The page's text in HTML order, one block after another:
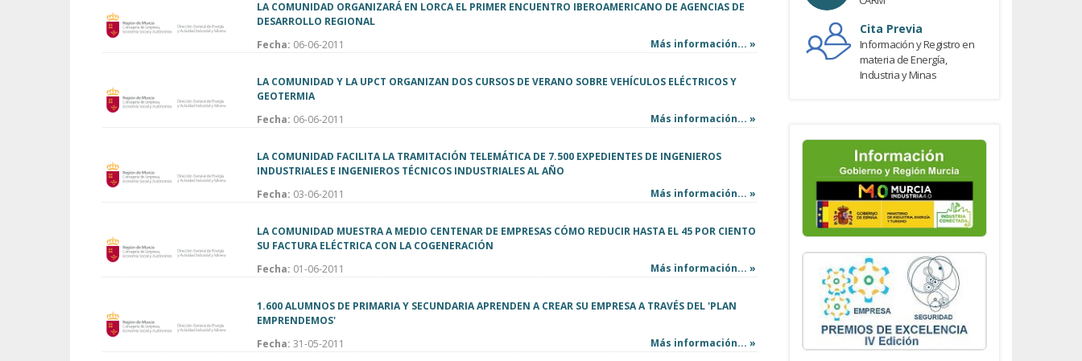
LA COMUNIDAD ORGANIZARÁ EN LORCA EL PRIMER ENCUENTRO IBEROAMERICANO DE AGENCIAS DE
DESARROLLO REGIONAL
Fecha: 06-06-2011 Más información... »
LA COMUNIDAD Y LA UPCT ORGANIZAN DOS CURSOS DE VERANO SOBRE VEHÍCULOS ELÉCTRICOS Y
GEOTERMIA
Fecha: 06-06-2011 Más información... »
LA COMUNIDAD FACILITA LA TRAMITACIÓN TELEMÁTICA DE 7.500 EXPEDIENTES DE INGENIEROS
INDUSTRIALES E INGENIEROS TÉCNICOS INDUSTRIALES AL AÑO
Fecha: 03-06-2011 Más información... »
LA COMUNIDAD MUESTRA A MEDIO CENTENAR DE EMPRESAS CÓMO REDUCIR HASTA EL 45 POR CIENTO
SU FACTURA ELÉCTRICA CON LA COGENERACIÓN
Fecha: 01-06-2011 Más información... »
1.600 ALUMNOS DE PRIMARIA Y SECUNDARIA APRENDEN A CREAR SU EMPRESA A TRAVÉS DEL 'PLAN
EMPRENDEMOS'
Fecha: 31-05-2011 Más información... »
Cita Previa
Información y Registro en
materia de Energía,
Industria y Minas